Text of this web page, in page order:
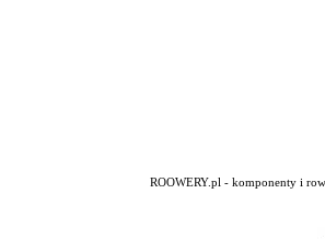
ROOWERY.pl - komponenty i